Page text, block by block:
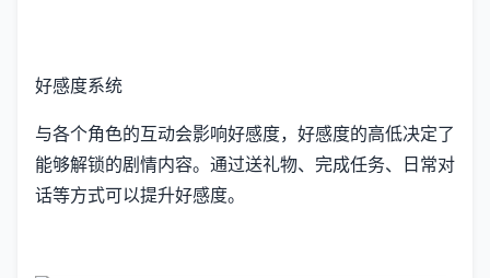
好感度系统
与各个角色的互动会影响好感度，好感度的高低决定了
能够解锁的剧情内容。通过送礼物、完成任务、日常对
话等方式可以提升好感度。